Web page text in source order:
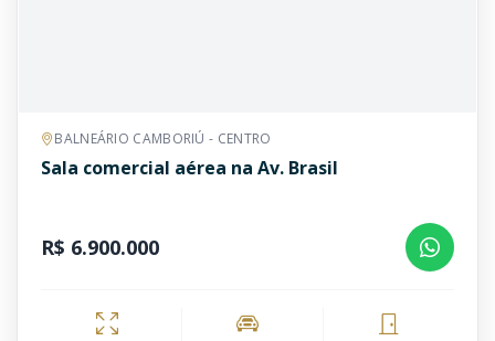
BALNEÁRIO CAMBORIÚ - CENTRO
Sala comercial aérea na Av. Brasil
R$ 6.900.000